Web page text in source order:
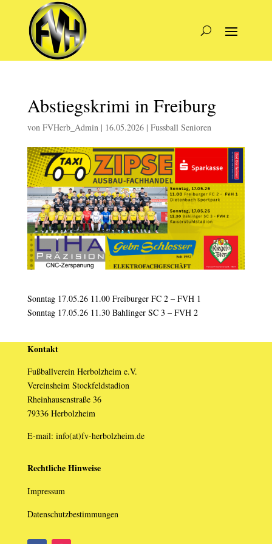
Abstiegskrimi in Freiburg
von FVHerb_Admin| 16.05.2026| Fussball Senioren
Sonntag 17.05.26 11.00 Freiburger FC 2 – FVH 1
Sonntag 17.05.26 11.30 Bahlinger SC 3 – FVH 2
Kontakt
Fußballverein Herbolzheim e.V.
Vereinsheim Stockfeldstadion
Rheinhausenstraße 36
79336 Herbolzheim
E-mail: info(at)fv-herbolzheim.de
Rechtliche Hinweise
Impressum
Datenschutzbestimmungen